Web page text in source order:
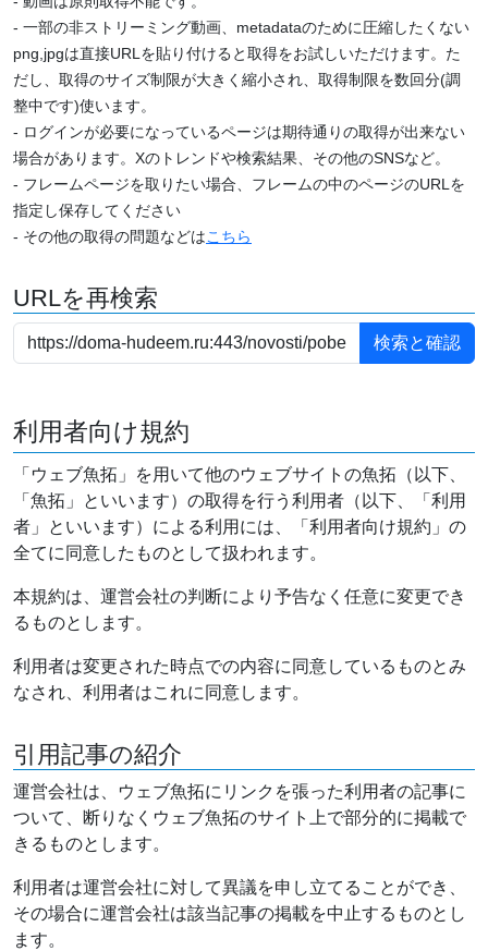
- 一部の非ストリーミング動画、metadataのために圧縮したくない
png,jpgは直接URLを貼り付けると取得をお試しいただけます。た
だし、取得のサイズ制限が大きく縮小され、取得制限を数回分(調
整中です)使います。
- ログインが必要になっているページは期待通りの取得が出来ない
場合があります。Xのトレンドや検索結果、その他のSNSなど。
- フレームページを取りたい場合、フレームの中のページのURLを
指定し保存してください
- その他の取得の問題などはこちら
URLを再検索
利用者向け規約
「ウェブ魚拓」を用いて他のウェブサイトの魚拓（以下、
「魚拓」といいます）の取得を行う利用者（以下、「利用
者」といいます）による利用には、「利用者向け規約」の
全てに同意したものとして扱われます。
本規約は、運営会社の判断により予告なく任意に変更でき
るものとします。
利用者は変更された時点での内容に同意しているものとみ
なされ、利用者はこれに同意します。
引用記事の紹介
運営会社は、ウェブ魚拓にリンクを張った利用者の記事に
ついて、断りなくウェブ魚拓のサイト上で部分的に掲載で
きるものとします。
利用者は運営会社に対して異議を申し立てることができ、
その場合に運営会社は該当記事の掲載を中止するものとし
ます。